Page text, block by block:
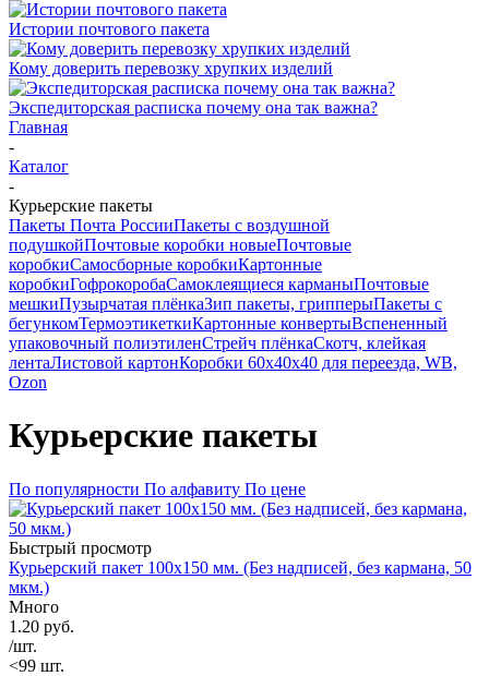
Истории почтового пакета
Кому доверить перевозку хрупких изделий
Экспедиторская расписка почему она так важна?
Главная
-
Каталог
-
Курьерские пакеты
Пакеты Почта РоссииПакеты с воздушной
подушкойПочтовые коробки новыеПочтовые
коробкиСамосборные коробкиКартонные
коробкиГофрокоробаСамоклеящиеся карманыПочтовые
мешкиПузырчатая плёнкаЗип пакеты, грипперыПакеты с
бегункомТермоэтикеткиКартонные конвертыВспененный
упаковочный полиэтиленСтрейч плёнкаСкотч, клейкая
лентаЛистовой картонКоробки 60х40х40 для переезда, WB,
Ozon
Курьерские пакеты
По популярности По алфавиту По цене
Быстрый просмотр
Курьерский пакет 100х150 мм. (Без надписей, без кармана, 50
мкм.)
Много
1.20 руб.
/шт.
<99 шт.